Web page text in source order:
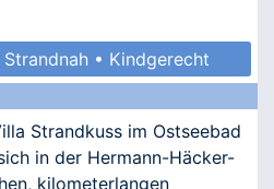
• Kindgerecht
Strandkuss im Ostseebad
in der Hermann-Häcker-
kilometerlangen